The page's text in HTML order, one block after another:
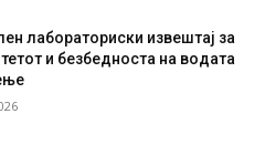
лабораториски извештај за
и безбедноста на водата